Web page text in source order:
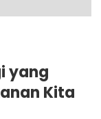
yang
Kita